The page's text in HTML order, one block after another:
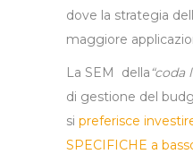
dove la strategia
maggiore
La SEM della“coda
di gestione del
si preferisce
SPECIFICHE a